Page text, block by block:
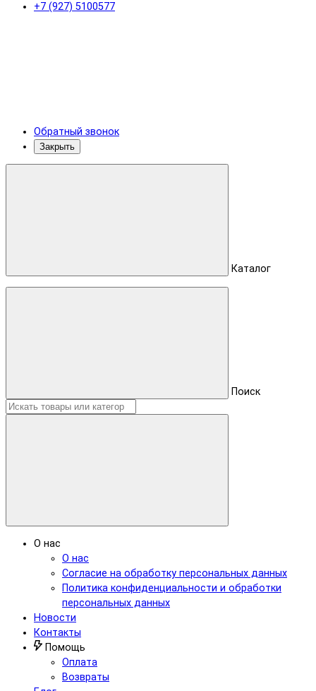
+7 (927) 5100577
Обратный звонок
Закрыть
Каталог
Поиск
О нас
О нас
Согласие на обработку персональных данных
Политика конфиденциальности и обработки
персональных данных
Новости
Контакты
Помощь
Оплата
Возвраты